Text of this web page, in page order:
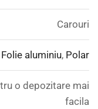
Carouri
Folie aluminiu, Polar
o depozitare mai
facila